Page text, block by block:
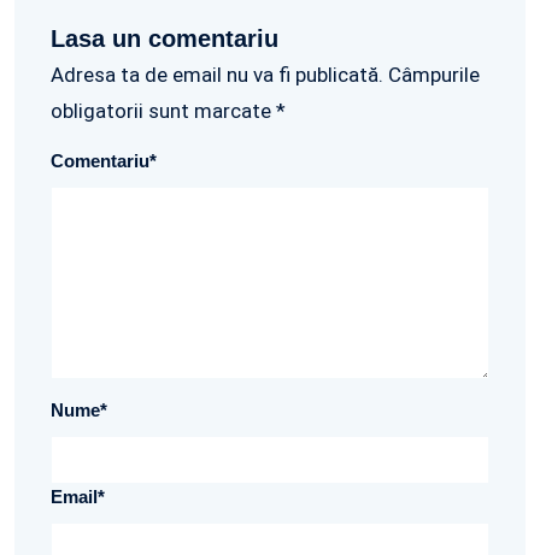
Lasa un comentariu
Adresa ta de email nu va fi publicată. Câmpurile
obligatorii sunt marcate *
Comentariu*
Nume*
Email*